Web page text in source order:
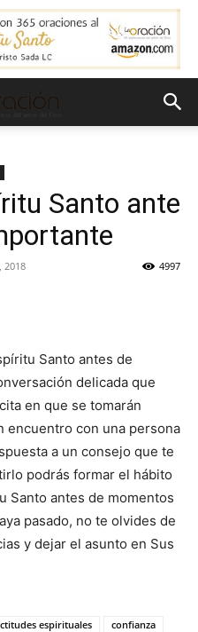
Santo ante
2018 4997
Santo antes de
delicada que
en que se tomarán
encuentro con una persona
a un consejo que te
podrás formar el hábito
Santo antes de momentos
pasado, no te olvides de
y dejar el asunto en Sus
espirituales
confianza